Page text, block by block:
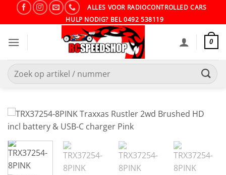
ALLES VOOR RADIOCONTROLLED CARS
HULP NODIG? BEL 0492 538119
0
Zoeken
naar: